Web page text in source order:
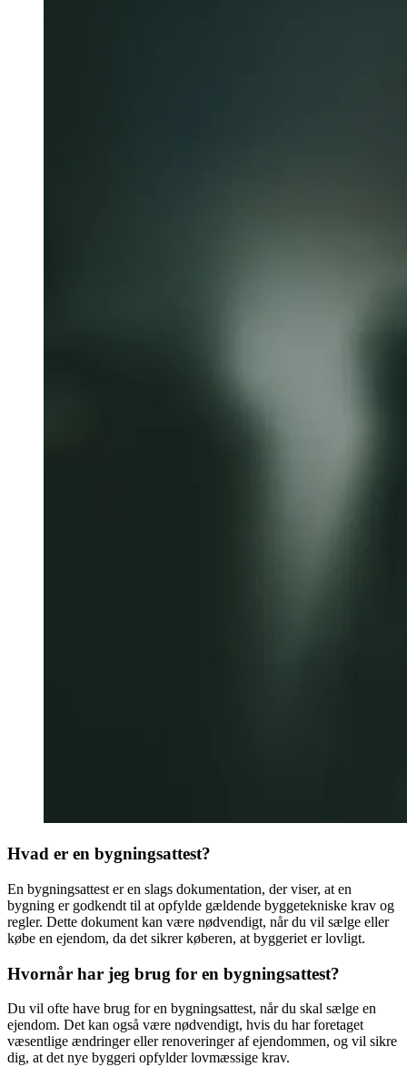
Hvad er en bygningsattest?
En bygningsattest er en slags dokumentation, der viser, at en
bygning er godkendt til at opfylde gældende byggetekniske krav og
regler. Dette dokument kan være nødvendigt, når du vil sælge eller
købe en ejendom, da det sikrer køberen, at byggeriet er lovligt.
Hvornår har jeg brug for en bygningsattest?
Du vil ofte have brug for en bygningsattest, når du skal sælge en
ejendom. Det kan også være nødvendigt, hvis du har foretaget
væsentlige ændringer eller renoveringer af ejendommen, og vil sikre
dig, at det nye byggeri opfylder lovmæssige krav.